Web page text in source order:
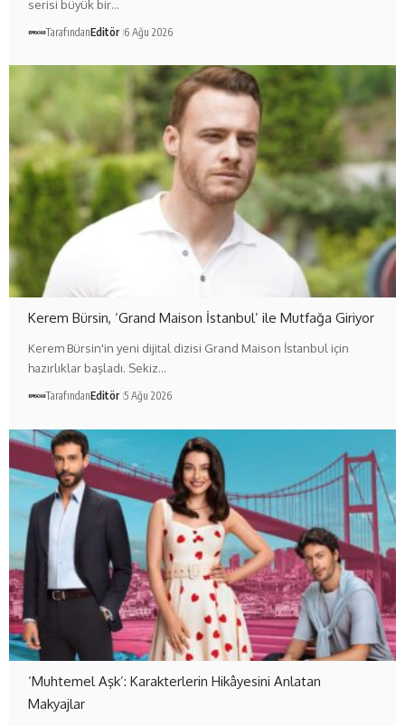
serisi büyük bir…
TarafındanEditör 6 Ağu 2026
Kerem Bürsin, ‘Grand Maison İstanbul’ ile Mutfağa Giriyor
Kerem Bürsin'in yeni dijital dizisi Grand Maison İstanbul için
hazırlıklar başladı. Sekiz…
TarafındanEditör 5 Ağu 2026
‘Muhtemel Aşk’: Karakterlerin Hikâyesini Anlatan
Makyajlar